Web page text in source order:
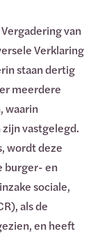
van
Verklaring
staan dertig
meerdere
waarin
vastgelegd.
wordt deze
burger- en
sociale,
als de
en heeft